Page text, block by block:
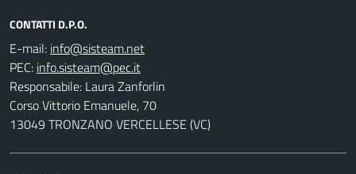
CONTATTI D.P.O.
E-mail:
PEC:
Responsabile: Laura Zanforlin
Corso Vittorio Emanuele, 70
13049 TRONZANO VERCELLESE (VC)